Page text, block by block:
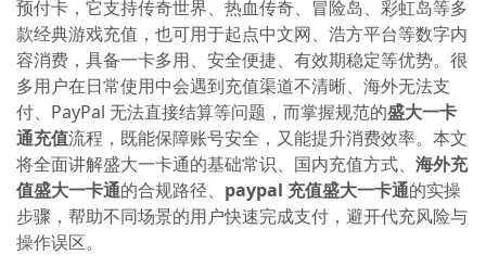
预付卡，它支持传奇世界、热血传奇、冒险岛、彩虹岛等多
款经典游戏充值，也可用于起点中文网、浩方平台等数字内
容消费，具备一卡多用、安全便捷、有效期稳定等优势。很
多用户在日常使用中会遇到充值渠道不清晰、海外无法支
付、PayPal 无法直接结算等问题，而掌握规范的盛大一卡
通充值流程，既能保障账号安全，又能提升消费效率。本文
将全面讲解盛大一卡通的基础常识、国内充值方式、 海外充
值盛大一卡通的合规路径、 paypal 充值盛大一卡通的实操
步骤，帮助不同场景的用户快速完成支付，避开代充风险与
操作误区。